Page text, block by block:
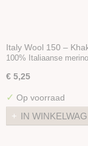
Italy Wool 150 –
100% Italiaanse
€ 5,25
✓ Op voorraad
IN